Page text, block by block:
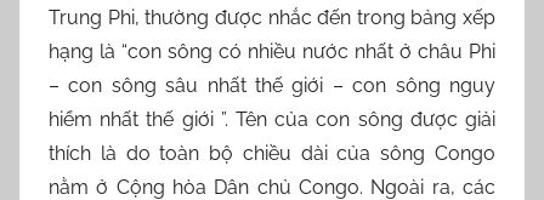
Trung Phi, thường được nhắc đến trong bảng xếp
hạng là “con sông có nhiều nước nhất ở châu Phi
– con sông sâu nhất thế giới – con sông nguy
hiểm nhất thế giới ”. Tên của con sông được giải
thích là do toàn bộ chiều dài của sông Congo
nằm ở Cộng hòa Dân chủ Congo. Ngoài ra, các